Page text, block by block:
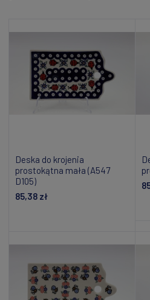
Deska do krojenia
prostokątna mała (A547
D105)
85,38 zł